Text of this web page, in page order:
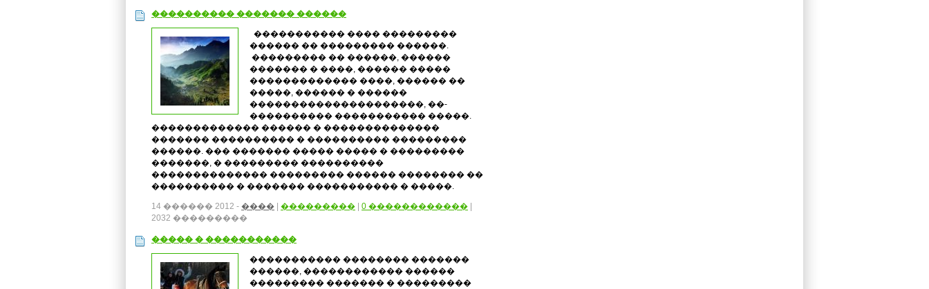
���������� ������� ������
����������� ���� ���������
������ �� ��������� ������.
��������� �� ������, ������
������� � ����, ������ �����
������������� ����, ������ ��
�����, ������ � ������
���������������������, ��-
���������� ����������� �����.
������������� ������ � ��������������
������� ���������� � ���������� ���������
������. ��� ������� ����� ����� � ���������
�������, � ��������� ����������
�������������� ��������� ������ �������� ��
���������� � ������� ����������� � �����.
14 ������ 2012 - ���� ��������� 0 ������������
2032 ���������
����� � �����������
����������� �������� �������
������, ������������ ������
��������� ������� � ���������